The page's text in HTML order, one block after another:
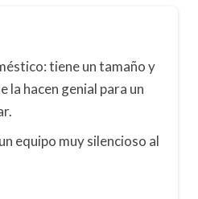
tiene un tamaño y
la hacen genial para un
equipo muy silencioso al